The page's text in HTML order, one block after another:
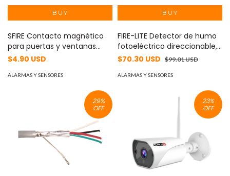
SFIRE Contacto magnético
para puertas y ventanas
Metálicas, aluminio y
blanco / GAP: 24 mm MOD:
$4.90 USD
ALARMAS Y SENSORES
FIRE-LITE Detector de humo
fotoeléctrico direccionable,
color blanco, incluye base de
$70.30 USD $99.01 USD
ALARMAS Y SENSORES
29%
OFF
23%
OFF